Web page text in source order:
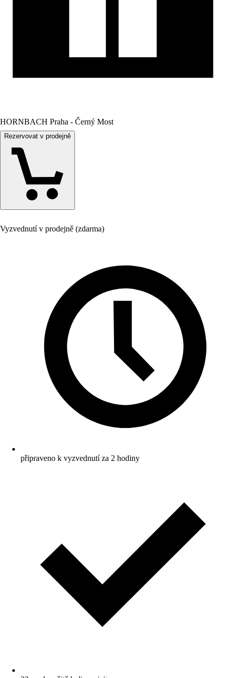
HORNBACH Praha - Černý Most
Rezervovat v prodejně
Vyzvednutí v prodejně (zdarma)
připraveno k vyzvednutí za 2 hodiny